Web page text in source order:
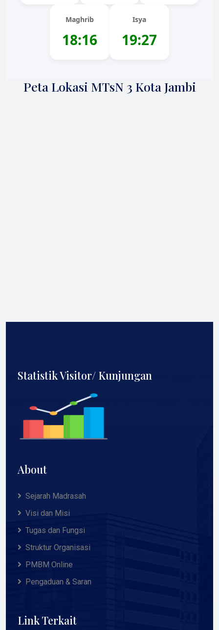
Maghrib
18:16
Isya
19:27
Peta Lokasi MTsN 3 Kota Jambi
Statistik Visitor/ Kunjungan
About
Sejarah Madrasah
Visi dan Misi
Tugas dan Fungsi
Struktur Organisasi
PMBM Online
Pengaduan & Saran
Link Terkait